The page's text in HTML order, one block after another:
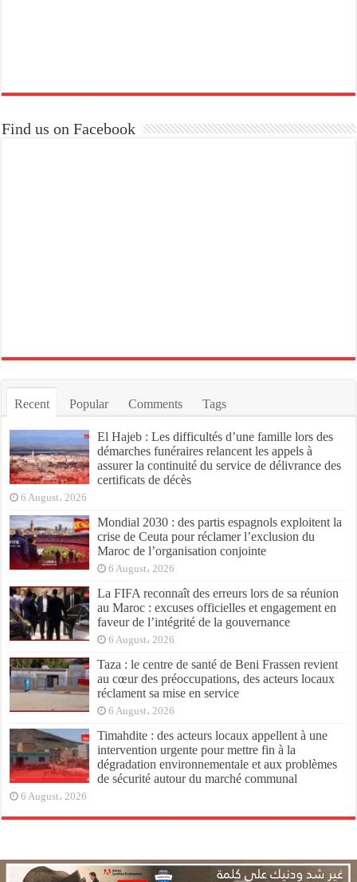
Find us on Facebook
Recent Popular Comments Tags
El Hajeb : Les difficultés d’une famille lors des
démarches funéraires relancent les appels à
assurer la continuité du service de délivrance des
certificats de décès
6 August، 2026
Mondial 2030 : des partis espagnols exploitent la
crise de Ceuta pour réclamer l’exclusion du
Maroc de l’organisation conjointe
6 August، 2026
La FIFA reconnaît des erreurs lors de sa réunion
au Maroc : excuses officielles et engagement en
faveur de l’intégrité de la gouvernance
6 August، 2026
Taza : le centre de santé de Beni Frassen revient
au cœur des préoccupations, des acteurs locaux
réclament sa mise en service
6 August، 2026
Timahdite : des acteurs locaux appellent à une
intervention urgente pour mettre fin à la
dégradation environnementale et aux problèmes
de sécurité autour du marché communal
6 August، 2026